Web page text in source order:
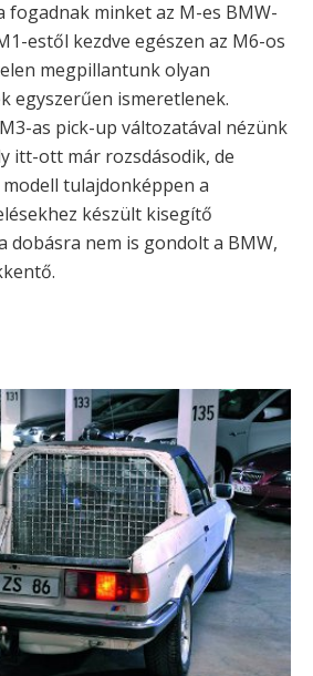
fogadnak minket az M-es BMW-
estől kezdve egészen az M6-os
megpillantunk olyan
egyszerűen ismeretlenek.
as pick-up változatával nézünk
itt-ott már rozsdásodik, de
tulajdonképpen a
készült kisegítő
dobásra nem is gondolt a BMW,